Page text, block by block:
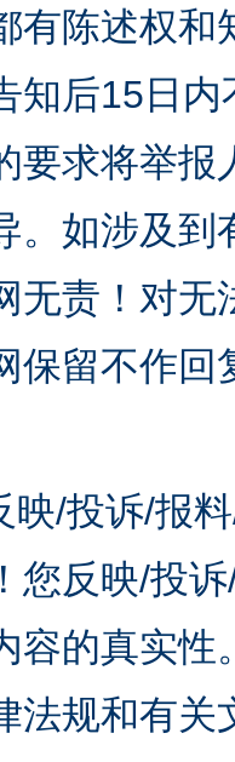
有陈述权
知后15日
要求将举
。如涉及
无责！对
保留不作
映/投诉/报
您反映/投
容的真实
法规和有关